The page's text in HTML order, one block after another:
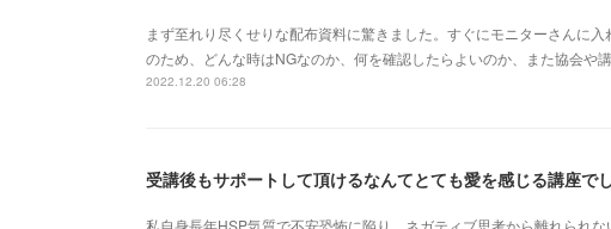
まず至れり尽くせりな配布資料に驚きました。すぐにモニターさんに
のため、どんな時はNGなのか、何を確認したらよいのか、また協会や
2022.12.20 06:28
受講後もサポートして頂けるなんてとても愛を感じる講座で
私自身長年HSP気質で不安恐怖に陥り、ネガティブ思考から離れられ